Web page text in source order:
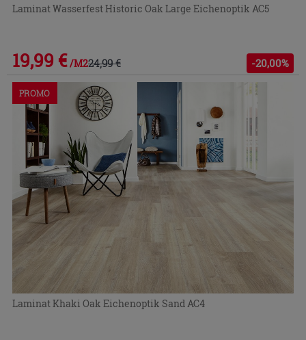
Laminat Wasserfest Historic Oak Large Eichenoptik AC5
19,99 € /M224,99 € -20,00%
PROMO
Laminat Khaki Oak Eichenoptik Sand AC4